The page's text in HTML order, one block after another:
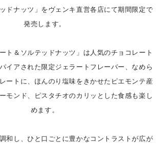
ドナッツ」をヴェンキ直営各店にて期間限定で
発売します。
ト＆ソルテッドナッツ」は人気のチョコレート
イアされた限定ジェラートフレーバー、なめら
ートに、ほんのり塩味をきかせたピエモンテ産
モンド、ピスタチオのカリッとした食感も楽し
めます。
和し、ひと口ごとに豊かなコントラストが広が